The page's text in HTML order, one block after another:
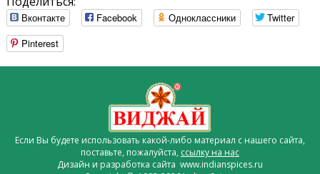
Вконтакте Facebook Одноклассники
Twitter
Pinterest
Если Вы будете использовать какой-либо материал с нашего сайта,
поставьте, пожалуйста, ссылку на нас
Дизайн и разработка сайта www.indianspices.ru